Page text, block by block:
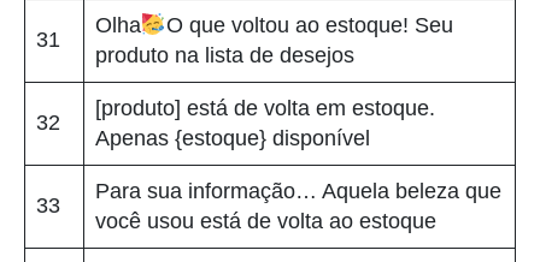
31
Olha
O que voltou ao estoque! Seu
produto na lista de desejos
32
[produto] está de volta em estoque.
Apenas {estoque} disponível
33
Para sua informação… Aquela beleza que
você usou está de volta ao estoque